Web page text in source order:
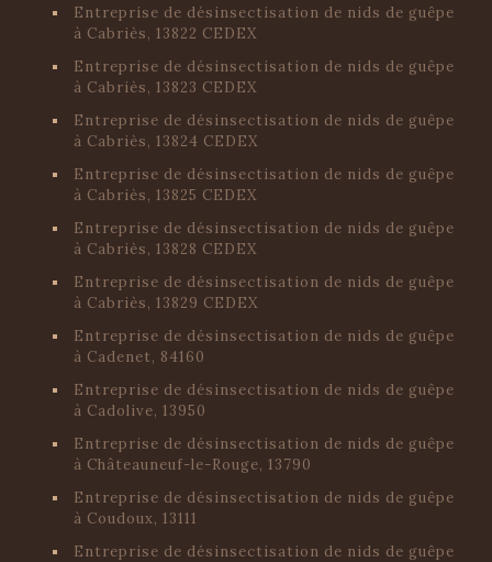
Entreprise de désinsectisation de nids de guêpe
à Cabriès, 13822 CEDEX
Entreprise de désinsectisation de nids de guêpe
à Cabriès, 13823 CEDEX
Entreprise de désinsectisation de nids de guêpe
à Cabriès, 13824 CEDEX
Entreprise de désinsectisation de nids de guêpe
à Cabriès, 13825 CEDEX
Entreprise de désinsectisation de nids de guêpe
à Cabriès, 13828 CEDEX
Entreprise de désinsectisation de nids de guêpe
à Cabriès, 13829 CEDEX
Entreprise de désinsectisation de nids de guêpe
à Cadenet, 84160
Entreprise de désinsectisation de nids de guêpe
à Cadolive, 13950
Entreprise de désinsectisation de nids de guêpe
à Châteauneuf-le-Rouge, 13790
Entreprise de désinsectisation de nids de guêpe
à Coudoux, 13111
Entreprise de désinsectisation de nids de guêpe